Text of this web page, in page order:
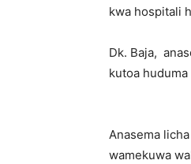
kwa hospitali
Dk. Baja,
kutoa
Anasema
wamekuwa